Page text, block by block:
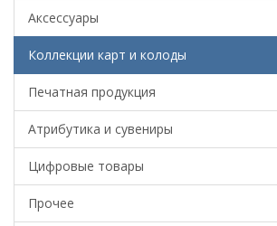
Аксессуары
Коллекции карт и колоды
Печатная продукция
Атрибутика и сувениры
Цифровые товары
Прочее